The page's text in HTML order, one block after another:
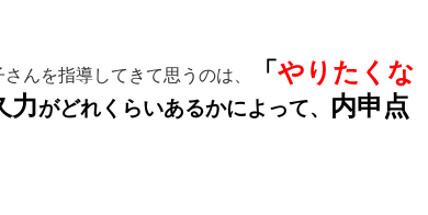
んを指導してきて思うのは、 「 やりたくな
力がどれくらいあるかによって、 内申点